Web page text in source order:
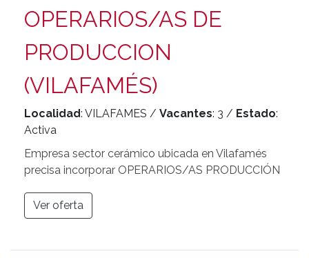
OPERARIOS/AS DE
PRODUCCION
(VILAFAMÉS)
Localidad: VILAFAMES / Vacantes: 3 / Estado:
Activa
Empresa sector cerámico ubicada en Vilafamés
precisa incorporar OPERARIOS/AS PRODUCCIÓN
Ver oferta